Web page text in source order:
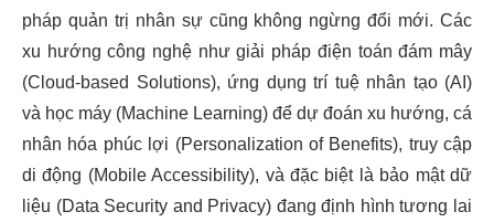
pháp quản trị nhân sự cũng không ngừng đổi mới. Các
xu hướng công nghệ như giải pháp điện toán đám mây
(Cloud-based Solutions), ứng dụng trí tuệ nhân tạo (AI)
và học máy (Machine Learning) để dự đoán xu hướng, cá
nhân hóa phúc lợi (Personalization of Benefits), truy cập
di động (Mobile Accessibility), và đặc biệt là bảo mật dữ
liệu (Data Security and Privacy) đang định hình tương lai